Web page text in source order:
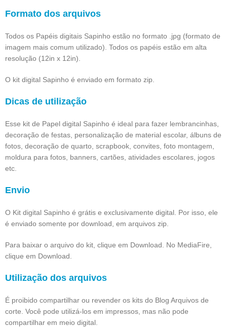
Formato dos arquivos
Todos os Papéis digitais Sapinho estão no formato .jpg (formato de
imagem mais comum utilizado). Todos os papéis estão em alta
resolução (12in x 12in).
O kit digital Sapinho é enviado em formato zip.
Dicas de utilização
Esse kit de Papel digital Sapinho é ideal para fazer lembrancinhas,
decoração de festas, personalização de material escolar, álbuns de
fotos, decoração de quarto, scrapbook, convites, foto montagem,
moldura para fotos, banners, cartões, atividades escolares, jogos
etc.
Envio
O Kit digital Sapinho é grátis e exclusivamente digital. Por isso, ele
é enviado somente por download, em arquivos zip.
Para baixar o arquivo do kit, clique em Download. No MediaFire,
clique em Download.
Utilização dos arquivos
É proibido compartilhar ou revender os kits do Blog Arquivos de
corte. Você pode utilizá-los em impressos, mas não pode
compartilhar em meio digital.